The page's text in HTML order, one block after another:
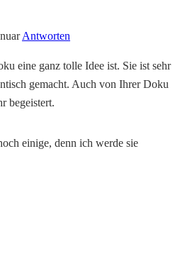
Antworten
eine ganz tolle Idee ist. Sie ist sehr
gemacht. Auch von Ihrer Doku
begeistert.
einige, denn ich werde sie